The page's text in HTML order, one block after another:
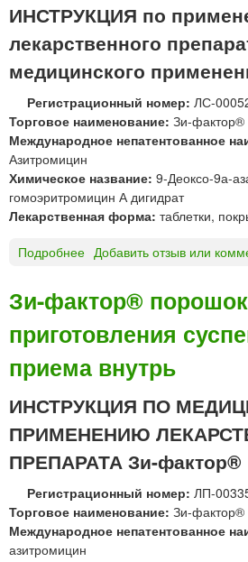
и
К
С
г
р
а
н
у
л
ы
д
и
о
т
о
в
е
н
я
с
у
с
ИНСТРУКЦИЯ по
лекарственного
медицинского
Регистрационный номер: ЛС-
Торговое наименование: Зи-фактор®
Международное непатентованное
Азитромицин
Химическое название: 9-Деоксо-9а-
гомоэритромицин А дигидрат
Лекарственная форма: таблетки,
Подробнее
-
ф
а
к
о
®
т
б
л
е
т
Добавить отзыв или
Зи-фактор®
приготовления
приема внутрь
ИНСТРУКЦИЯ ПО
ПРИМЕНЕНИЮ
ПРЕПАРАТА Зи-фактор®
Регистрационный номер: ЛП-
Торговое наименование: Зи-фактор®
Международное непатентованное
азитромицин